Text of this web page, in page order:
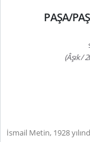
PAŞA/
(Âşık /
İsmail Metin, 1928